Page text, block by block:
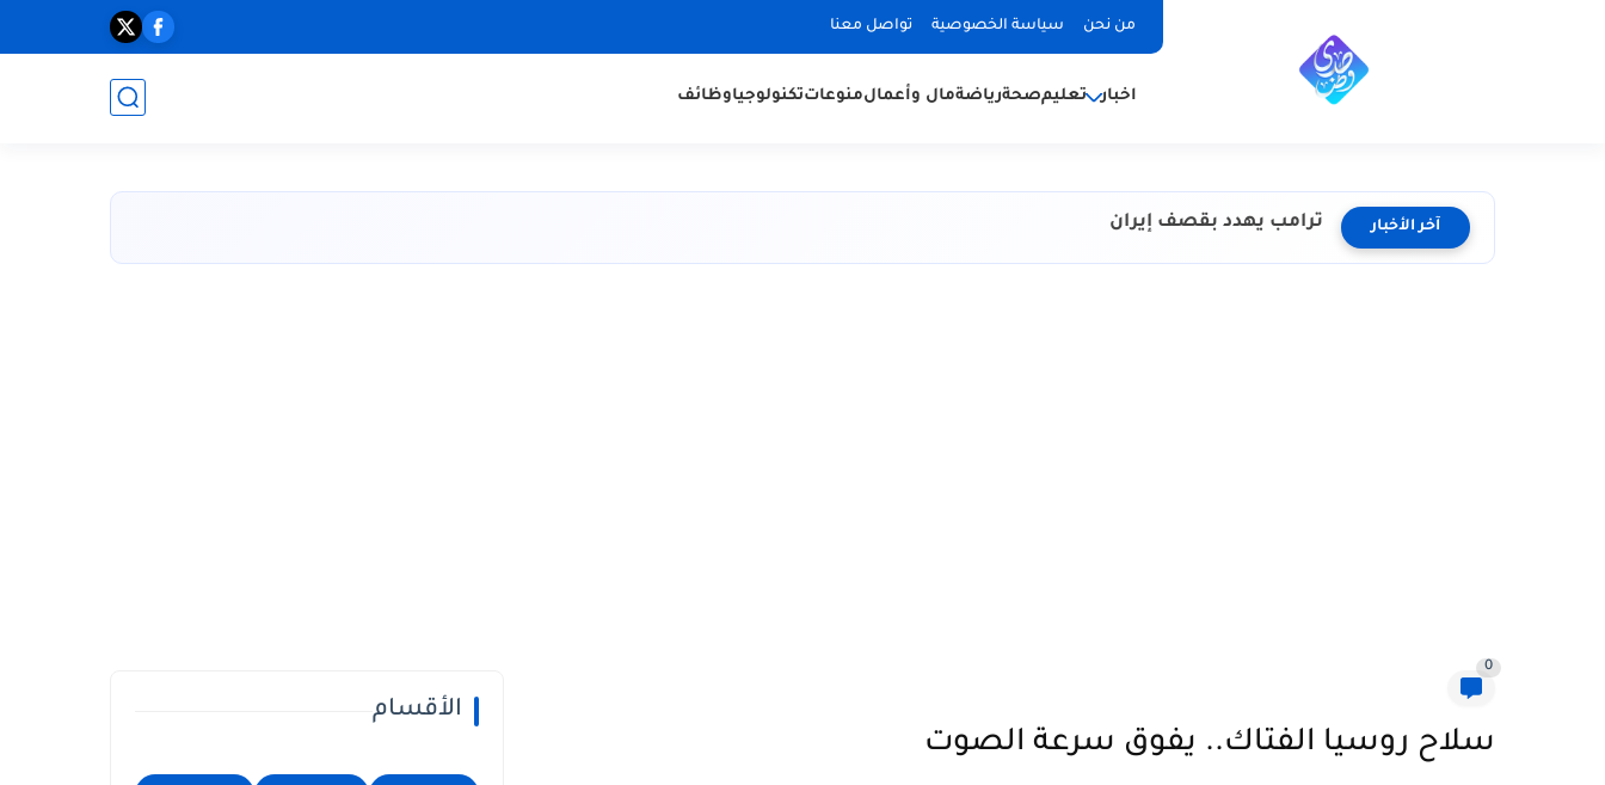
من نحن سياسة الخصوصية تواصل معنا
اخبار تعليمصحةرياضةمال وأعمالمنوعاتتكنولوجياوظائف
آخر الأخبار ترامب يهدد بقصف إيران
0
سلاح روسيا الفتاك.. يفوق سرعة الصوت
الأقسام